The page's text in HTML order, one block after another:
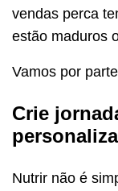
vendas perca
estão maduros
Vamos por
Crie
Nutrir não é